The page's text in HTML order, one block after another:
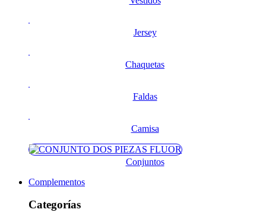
Jersey
Chaquetas
Faldas
Camisa
Conjuntos
Complementos
Categorías